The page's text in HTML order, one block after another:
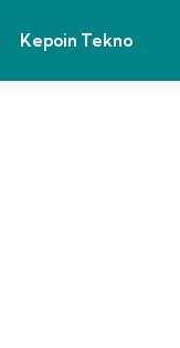
Kepoin Tekno